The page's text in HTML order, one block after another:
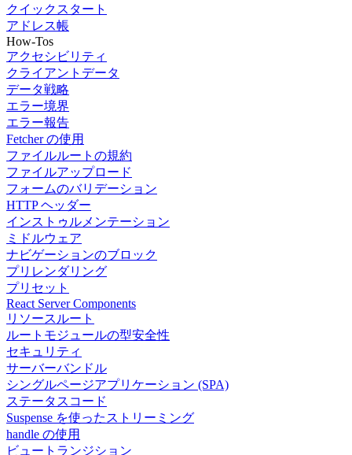
クイックスタート
アドレス帳
How-Tos
アクセシビリティ
クライアントデータ
データ戦略
エラー境界
エラー報告
Fetcher の使用
ファイルルートの規約
ファイルアップロード
フォームのバリデーション
HTTP ヘッダー
インストゥルメンテーション
ミドルウェア
ナビゲーションのブロック
プリレンダリング
プリセット
React Server Components
リソースルート
ルートモジュールの型安全性
セキュリティ
サーバーバンドル
シングルページアプリケーション (SPA)
ステータスコード
Suspense を使ったストリーミング
handle の使用
ビュートランジション